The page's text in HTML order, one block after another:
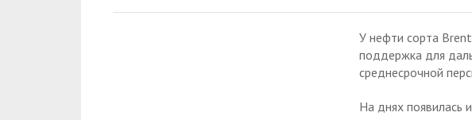
У нефти сорта Brent
поддержка для
среднесрочной
На днях появилась